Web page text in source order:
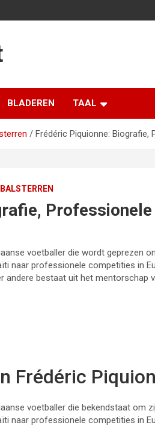
BLADEREN TAAL
Frédéric Piquionne: Biografie,
voetballer die wordt geprezen
naar professionele competities in
andere bestaat uit het mentorschap
Frédéric
voetballer die bekendstaat om
naar professionele competities in